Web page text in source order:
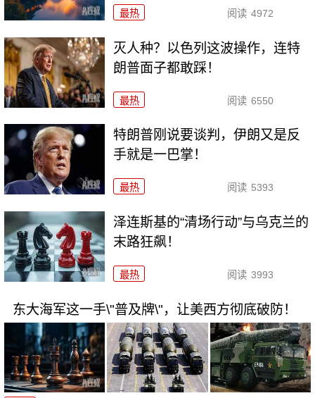
最热 阅读 4972
灭人种？以色列这波操作，连特
朗普面子都敢踩！
最热 阅读 6550
特朗普刚说要谈判，伊朗又是反
手就是一巴掌！
最热 阅读 5393
泽连斯基的“清场行动”与乌克兰的
末路狂飙！
最热 阅读 3993
东大海军这一手\"普及牌\"，让美西方彻底破防！